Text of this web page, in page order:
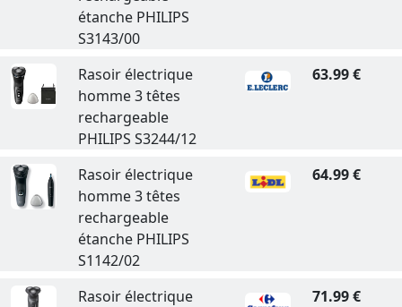
étanche PHILIPS
S3143/00
Rasoir électrique
homme 3 têtes
rechargeable
PHILIPS S3244/12
63.99 €
Rasoir électrique
homme 3 têtes
rechargeable
étanche PHILIPS
S1142/02
64.99 €
Rasoir électrique
71.99 €